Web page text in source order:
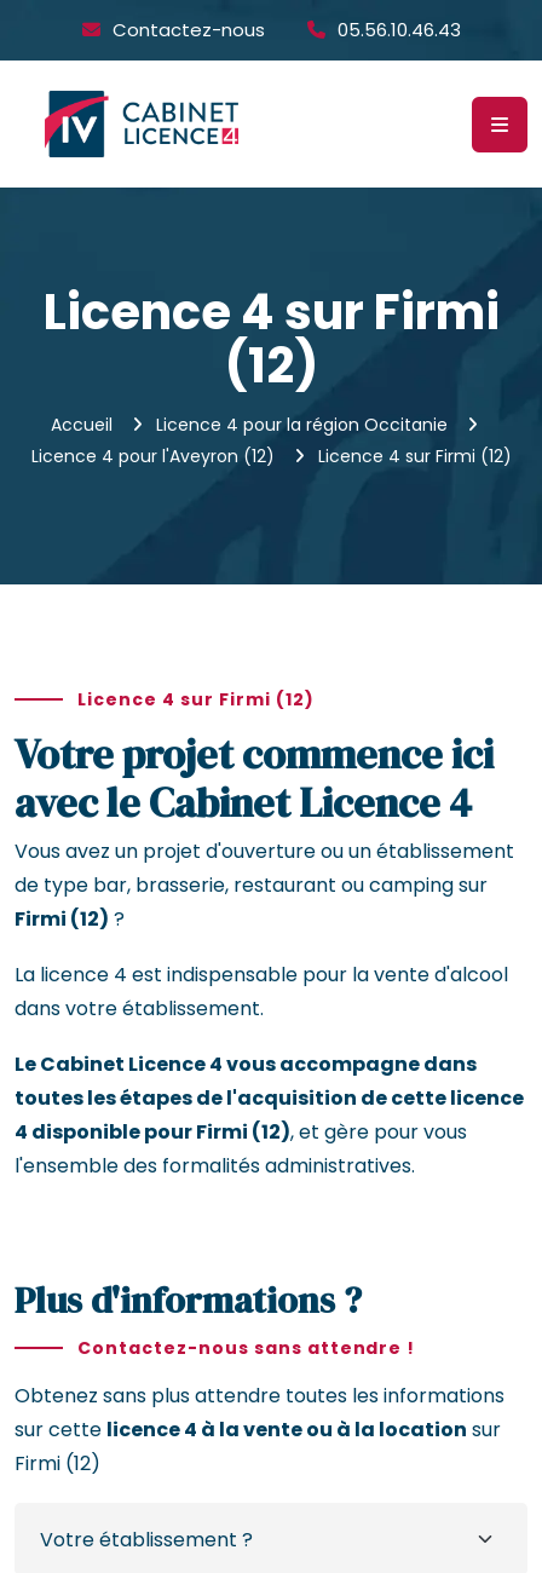
Contactez-nous 05.56.10.46.43
Licence 4 sur Firmi
(12)
Accueil
Licence 4 pour la région Occitanie
Licence 4 pour l'Aveyron (12)
Licence 4 sur Firmi (12)
Licence 4 sur Firmi (12)
Votre projet commence ici
avec le Cabinet Licence 4
Vous avez un projet d'ouverture ou un établissement
de type bar, brasserie, restaurant ou camping sur
Firmi (12) ?
La licence 4 est indispensable pour la vente d'alcool
dans votre établissement.
Le Cabinet Licence 4 vous accompagne dans
toutes les étapes de l'acquisition de cette licence
4 disponible pour Firmi (12), et gère pour vous
l'ensemble des formalités administratives.
Plus d'informations ?
Contactez-nous sans attendre !
Obtenez sans plus attendre toutes les informations
sur cette licence 4 à la vente ou à la location sur
Firmi (12)